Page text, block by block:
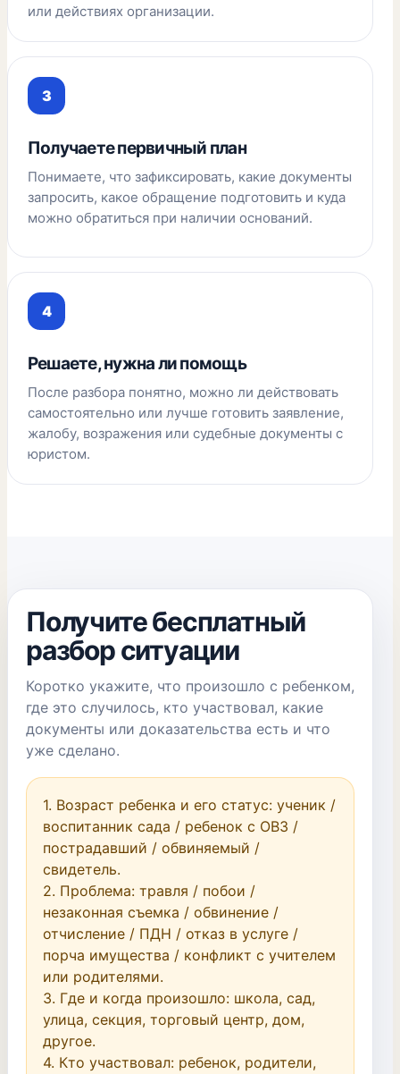
или действиях организации.
Получаете первичный план
Понимаете, что зафиксировать, какие документы
запросить, какое обращение подготовить и куда
можно обратиться при наличии оснований.
Решаете, нужна ли помощь
После разбора понятно, можно ли действовать
самостоятельно или лучше готовить заявление,
жалобу, возражения или судебные документы с
юристом.
Получите бесплатный
разбор ситуации
Коротко укажите, что произошло с ребенком,
где это случилось, кто участвовал, какие
документы или доказательства есть и что
уже сделано.
1. Возраст ребенка и его статус: ученик /
воспитанник сада / ребенок с ОВЗ /
пострадавший / обвиняемый /
свидетель.
2. Проблема: травля / побои /
незаконная съемка / обвинение /
отчисление / ПДН / отказ в услуге /
порча имущества / конфликт с учителем
или родителями.
3. Где и когда произошло: школа, сад,
улица, секция, торговый центр, дом,
другое.
4. Кто участвовал: ребенок, родители,